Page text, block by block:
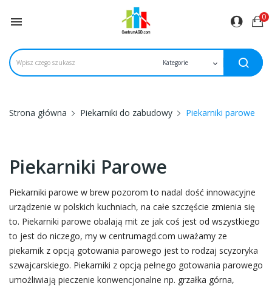
 0
Strona główna Piekarniki do zabudowy Piekarniki parowe
Piekarniki Parowe
Piekarniki parowe w brew pozorom to nadal dość innowacyjne
urządzenie w polskich kuchniach, na całe szczęście zmienia się
to. Piekarniki parowe obalają mit ze jak coś jest od wszystkiego
to jest do niczego, my w centrumagd.com uważamy ze
piekarnik z opcją gotowania parowego jest to rodzaj scyzoryka
szwajcarskiego. Piekarniki z opcją pełnego gotowania parowego
umożliwiają pieczenie konwencjonalne np. grzałka górna,